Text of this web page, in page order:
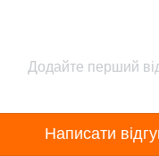
Додайте перший
Написати